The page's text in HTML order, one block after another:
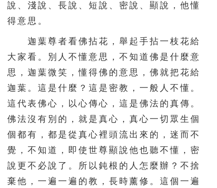
說、淺說、長說、短說、密說、顯說，他懂
得意思。
迦葉尊者看佛拈花，舉起手拈一枝花給
大家看。別人不懂意思，不知道佛是什麼意
思，迦葉微笑，懂得佛的意思，佛就把花給
迦葉。這是什麼？這是密教，一般人不懂。
這代表佛心，以心傳心，這是佛法的真傳。
佛法沒有別的，就是真心，真心一切眾生個
個都有，都是從真心裡頭流出來的，迷而不
覺，不知道，即使世尊顯說他也聽不懂，密
說更不必說了。所以鈍根的人怎麼辦？不捨
棄他，一遍一遍的教，長時薰修。這個一遍